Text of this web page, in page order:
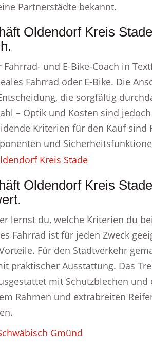
Partnerstädte bekannt.
Oldendorf Kreis
und E-Bike-Coach in
Fahrrad oder E-Bike. Die
die sorgfältig
– Optik und Kosten sind
Kriterien für den Kauf sind
und
Oldendorf Kreis
lernst du, welche Kriterien du
Fahrrad ist für jeden Zweck
Für den Stadtverkehr
praktischer Ausstattung. Das
mit Schutzblechen und
Rahmen und extrabreiten
Gmünd